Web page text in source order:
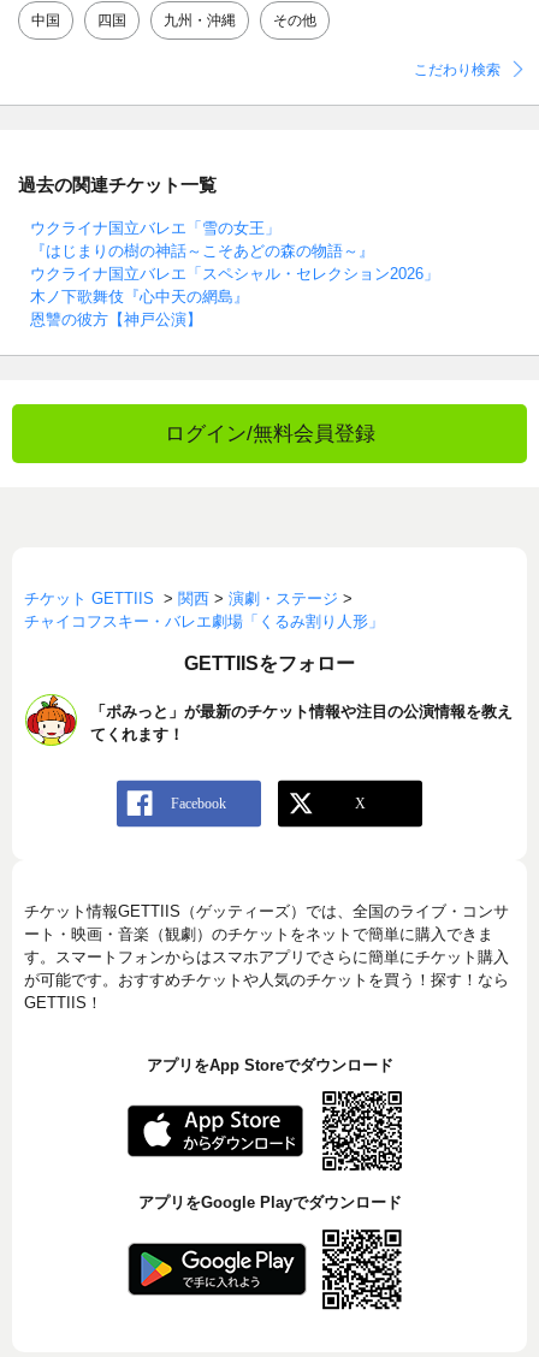
中国 四国 九州・沖縄 その他
こだわり検索
過去の関連チケット一覧
ウクライナ国立バレエ「雪の女王」
『はじまりの樹の神話～こそあどの森の物語～』
ウクライナ国立バレエ「スペシャル・セレクション2026」
木ノ下歌舞伎『心中天の網島』
恩讐の彼方【神戸公演】
ログイン/無料会員登録
チケット GETTIIS > 関西 > 演劇・ステージ >
チャイコフスキー・バレエ劇場「くるみ割り人形」
GETTIISをフォロー
「ポみっと」が最新のチケット情報や注目の公演情報を教え
てくれます！
チケット情報GETTIIS（ゲッティーズ）では、全国のライブ・コンサ
ート・映画・音楽（観劇）のチケットをネットで簡単に購入できま
す。スマートフォンからはスマホアプリでさらに簡単にチケット購入
が可能です。おすすめチケットや人気のチケットを買う！探す！なら
GETTIIS！
アプリをApp Storeでダウンロード
アプリをGoogle Playでダウンロード